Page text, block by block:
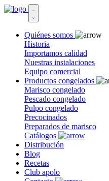
Quiénes somos
Historia
Importamos calidad
Nuestras instalaciones
Equipo comercial
Productos congelados
Marisco congelado
Pescado congelado
Pulpo congelado
Precocinados
Preparados de marisco
Catálogos
Distribución
Blog
Recetas
Club apolo